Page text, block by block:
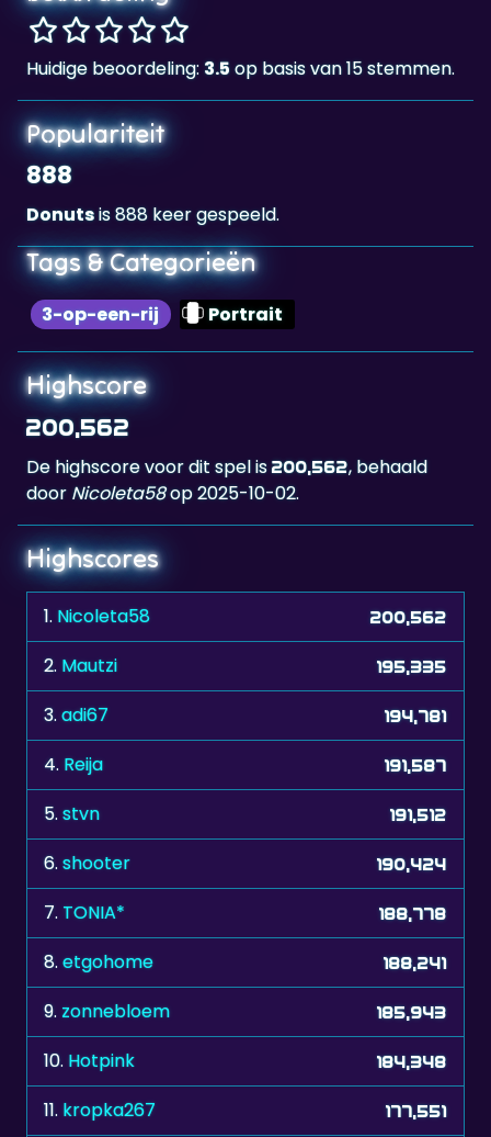
Huidige beoordeling:
Populariteit
888
Donutsis 888 keer gespeeld.
Tags & Categorieën
3-op-een-rij Portrait
Highscore
200,562
De highscore voor dit spel is
doorNicoleta58
Highscores
1.Nicoleta58
2.Mautzi 195,335
3. adi67 194,781
4.Reija 191,587
5. stvn 191,512
6. shooter 190,424
7. TONIA* 188,778
8. etgohome 188,241
9. zonnebloem 185,943
10.Hotpink 184,348
11. kropka267 177,551
12.Myriam0612 174,369